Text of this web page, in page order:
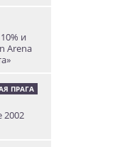
и
Arena
ПРАГА
2002